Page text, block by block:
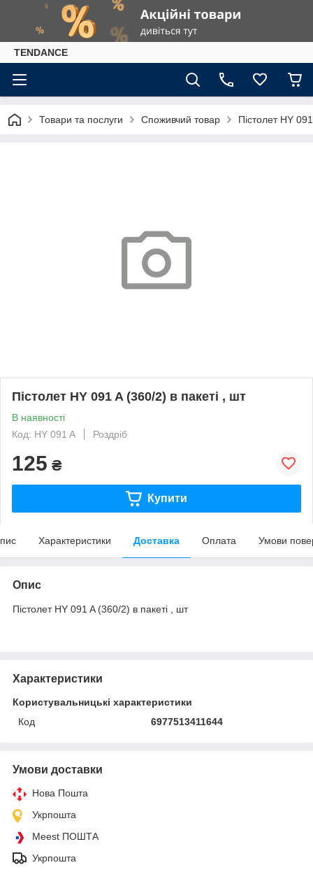
TENDANCE
Товари та послуги Споживчий товар Пістолет HY
Пістолет HY 091 A (360/2) в пакеті , шт
В наявності
Код: HY 091 A
Роздріб
125 ₴
Купити
Характеристики Доставка Оплата Умови
Опис
Пістолет HY 091 A (360/2) в пакеті , шт
Характеристики
Користувальницькі характеристики
Код
6977513411644
Умови доставки
Нова Пошта
Укрпошта
Meest ПОШТА
Укрпошта